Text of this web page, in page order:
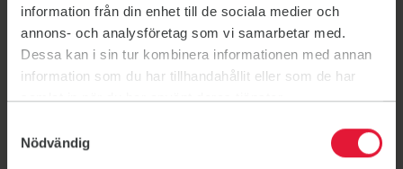
information från din enhet till de sociala medier och
annons- och analysföretag som vi samarbetar med.
Dessa kan i sin tur kombinera informationen med annan
information som du har tillhandahållit eller som de har
samlat in när du har använt deras tjänster.
Nödvändig
Fuengirola
Floden Miramar
Floden Miramar
Uteträning